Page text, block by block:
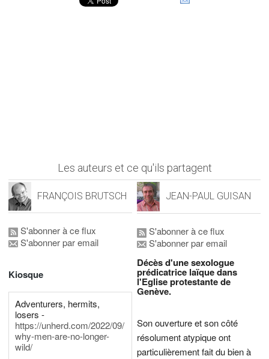
Les auteurs et ce qu'ils partagent
FRANÇOIS BRUTSCH
S'abonner à ce flux
S'abonner par email
Kiosque
Adventurers, hermits,
losers -
https://unherd.com/2022/09/
why-men-are-no-longer-
wild/
JEAN-PAUL GUISAN
S'abonner à ce flux
S'abonner par email
Décès d'une sexologue
prédicatrice laïque dans
l'Eglise protestante de
Genève.
Son ouverture et son côté
résolument atypique ont
particulièrement fait du bien à